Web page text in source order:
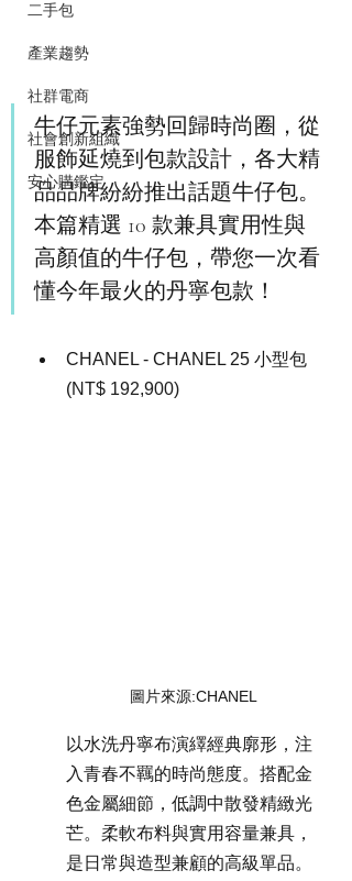
二手包
產業趨勢
社群電商
社會創新組織
安心購鑑定
牛仔元素強勢回歸時尚圈，從
服飾延燒到包款設計，各大精
品品牌紛紛推出話題牛仔包。
本篇精選 10 款兼具實用性與
高顏值的牛仔包，帶您一次看
懂今年最火的丹寧包款！
CHANEL - CHANEL 25 小型包
(NT$ 192,900)
圖片來源:CHANEL
以水洗丹寧布演繹經典廓形，注
入青春不羈的時尚態度。搭配金
色金屬細節，低調中散發精緻光
芒。柔軟布料與實用容量兼具，
是日常與造型兼顧的高級單品。